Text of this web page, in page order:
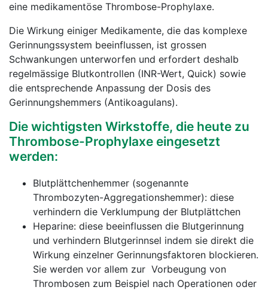
eine medikamentöse Thrombose-Prophylaxe.
Die Wirkung einiger Medikamente, die das komplexe
Gerinnungssystem beeinflussen, ist grossen
Schwankungen unterworfen und erfordert deshalb
regelmässige Blutkontrollen (INR-Wert, Quick) sowie
die entsprechende Anpassung der Dosis des
Gerinnungshemmers (Antikoagulans).
Die wichtigsten Wirkstoffe, die heute zu
Thrombose-Prophylaxe eingesetzt
werden:
Blutplättchenhemmer (sogenannte
Thrombozyten-Aggregationshemmer): diese
verhindern die Verklumpung der Blutplättchen
Heparine: diese beeinflussen die Blutgerinnung
und verhindern Blutgerinnsel indem sie direkt die
Wirkung einzelner Gerinnungsfaktoren blockieren.
Sie werden vor allem zur Vorbeugung von
Thrombosen zum Beispiel nach Operationen oder